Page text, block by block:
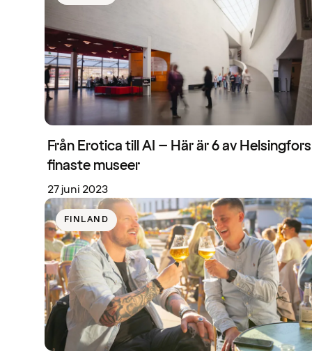
Från Erotica till AI – Här är 6 av Helsingfors
finaste museer
27 juni 2023
FINLAND